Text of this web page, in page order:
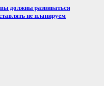
должны развиваться
не планируем